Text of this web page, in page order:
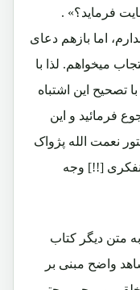
فرماید؟» .
اما بازهم دعای
میخواهم. لذا با
تصحیح این اشتباه
کتاب خود رجوع فرمائید و این
نعمت الله پژواک
[!!] وجه
متن دیگر کتاب
خود شاهد واضح مبنی بر